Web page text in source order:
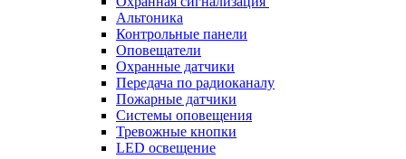
Альтоника
Контрольные панели
Оповещатели
Охранные датчики
Передача по радиоканалу
Пожарные датчики
Системы оповещения
Тревожные кнопки
LED освещение